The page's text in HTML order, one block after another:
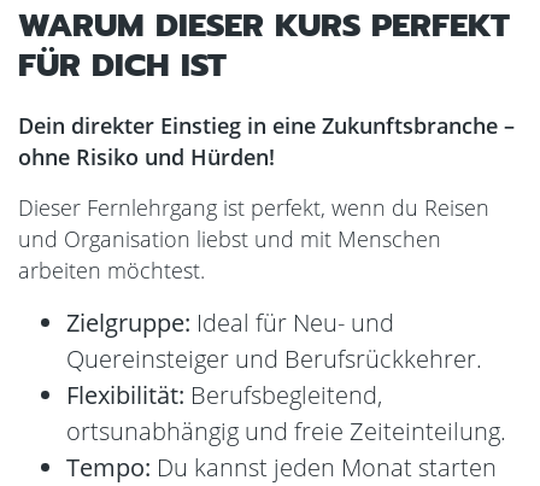
WARUM DIESER KURS PERFEKT
FÜR DICH IST
Dein direkter Einstieg in eine Zukunftsbranche –
ohne Risiko und Hürden!
Dieser Fernlehrgang ist perfekt, wenn du Reisen
und Organisation liebst und mit Menschen
arbeiten möchtest.
Zielgruppe: Ideal für Neu- und
Quereinsteiger und Berufsrückkehrer.
Flexibilität: Berufsbegleitend,
ortsunabhängig und freie Zeiteinteilung.
Tempo: Du kannst jeden Monat starten